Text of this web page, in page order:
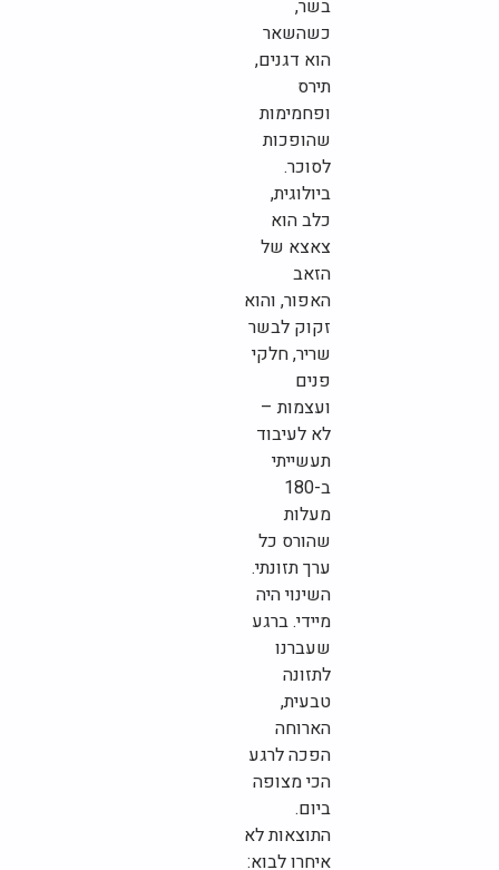
בשר,
כשהשאר
הוא דגנים,
תירס
ופחמימות
שהופכות
לסוכר.
ביולוגית,
כלב הוא
צאצא של
הזאב
האפור, והוא
זקוק לבשר
שריר, חלקי
פנים
ועצמות –
לא לעיבוד
תעשייתי
ב-180
מעלות
שהורס כל
ערך תזונתי.
השינוי היה
מיידי. ברגע
שעברנו
לתזונה
טבעית,
הארוחה
הפכה לרגע
הכי מצופה
ביום.
התוצאות לא
איחרו לבוא: